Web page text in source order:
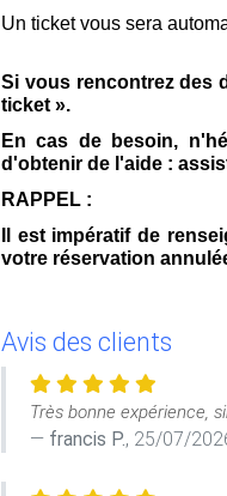
Un ticket vous sera
Si vous rencontrez des
ticket ».
En cas de besoin,
d'obtenir de l'aide :
RAPPEL :
Il est impératif de
votre réservation
Avis des clients
Très bonne expérience,
francis P., 25/07/